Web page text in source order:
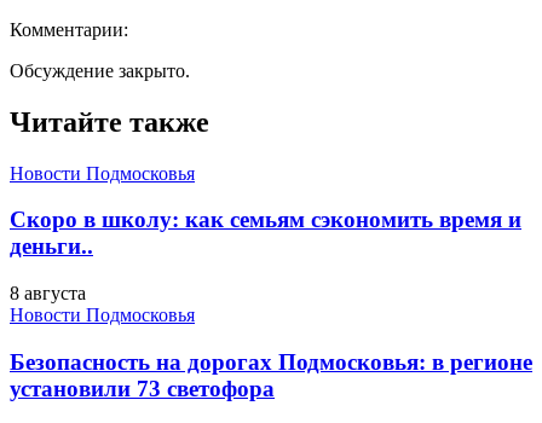
Комментарии:
Обсуждение закрыто.
Читайте также
Новости Подмосковья
Скоро в школу: как семьям сэкономить время и
деньги..
8 августа
Новости Подмосковья
Безопасность на дорогах Подмосковья: в регионе
установили 73 светофора